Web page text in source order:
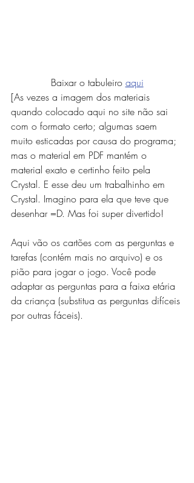
Baixar o tabuleiro aqui
[As vezes a imagem dos materiais
quando colocado aqui no site não sai
com o formato certo; algumas saem
muito esticadas por causa do programa;
mas o material em PDF mantém o
material exato e certinho feito pela
Crystal. E esse deu um trabalhinho em
Crystal. Imagino para ela que teve que
desenhar =D. Mas foi super divertido!
Aqui vão os cartões com as perguntas e
tarefas (contém mais no arquivo) e os
pião para jogar o jogo. Você pode
adaptar as perguntas para a faixa etária
da criança (substitua as perguntas difíceis
por outras fáceis).